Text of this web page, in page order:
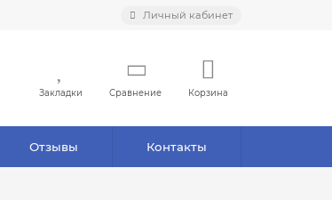
Личный кабинет
Закладки Сравнение Корзина
Отзывы Контакты